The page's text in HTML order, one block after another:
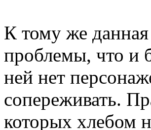
К тому же данная
проблемы, что и
ней нет
сопереживать.
которых хлебом